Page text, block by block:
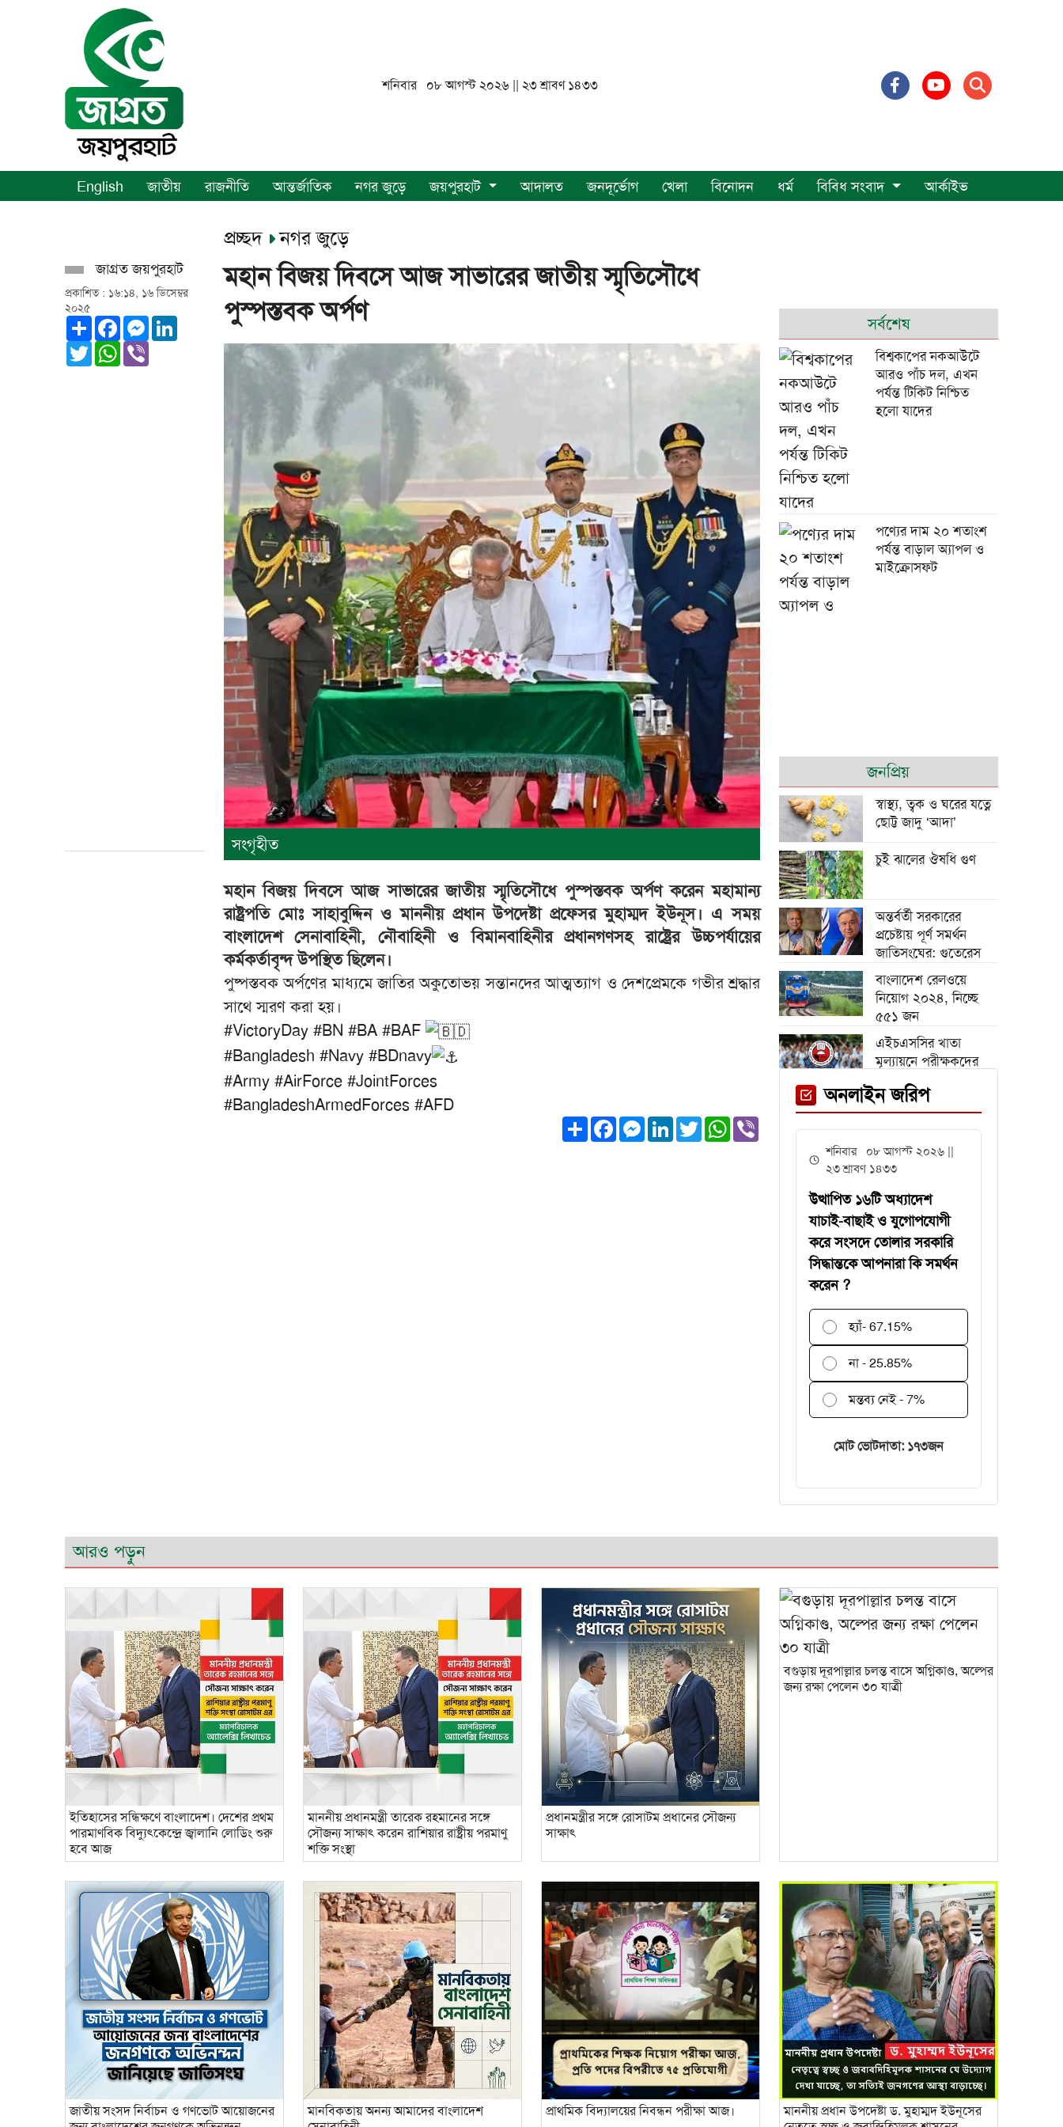
শনিবার ০৮ আগস্ট ২০২৬ || ২৩ শ্রাবণ ১৪৩৩
English জাতীয় রাজনীতি আন্তর্জাতিক নগর জুড়ে জয়পুরহাট আদালত জনদূর্ভোগ খেলা বিনোদন ধর্ম বিবিধ সংবাদ আর্কাইভ
প্রচ্ছদ নগর জুড়ে
জাগ্রত জয়পুরহাট
প্রকাশিত : ১৬:১৪, ১৬ ডিসেম্বর
২০২৫
ShareFacebookMessenger
LinkedIn
TwitterWhatsApp
Viber
মহান বিজয় দিবসে আজ সাভারের জাতীয় স্মৃতিসৌধে
পুস্পস্তবক অর্পণ
সংগৃহীত
মহান বিজয় দিবসে আজ সাভারের জাতীয় স্মৃতিসৌধে পুস্পস্তবক অর্পণ করেন মহামান্য
রাষ্ট্রপতি মোঃ সাহাবুদ্দিন ও মাননীয় প্রধান উপদেষ্টা প্রফেসর মুহাম্মদ ইউনূস। এ সময়
বাংলাদেশ সেনাবাহিনী, নৌবাহিনী ও বিমানবাহিনীর প্রধানগণসহ রাষ্ট্রের উচ্চপর্যায়ের
কর্মকর্তাবৃন্দ উপস্থিত ছিলেন।
পুষ্পস্তবক অর্পণের মাধ্যমে জাতির অকুতোভয় সন্তানদের আত্মত্যাগ ও দেশপ্রেমকে গভীর শ্রদ্ধার
সাথে স্মরণ করা হয়।
#VictoryDay #BN #BA #BAF
#Bangladesh #Navy #BDnavy
#Army #AirForce #JointForces
#BangladeshArmedForces #AFD
ShareFacebook
Messenger
LinkedIn
TwitterWhatsApp
Viber
সর্বশেষ
বিশ্বকাপের নকআউটে
আরও পাঁচ দল, এখন
পর্যন্ত টিকিট নিশ্চিত
হলো যাদের
পণ্যের দাম ২০ শতাংশ
পর্যন্ত বাড়াল অ্যাপল ও
মাইক্রোসফট
শি জিনপিংয়ের সঙ্গে
তারেক রহমানের
শুভেচ্ছা বিনিময়
পাউরুটি ফ্রিজে রাখলে
পুষ্টিগুণ নষ্ট হয়?
চট্টগ্রামে মসজিদে চুরি
হওয়া পৌনে ২ লাখ
টাকাসহ আটক ২
অস্ট্রিয়া ম্যাচের আগে
এক তারকাকে হারাল
গবেষণা অনুদান দেবে
আবেদন ৩১ জুলাই
পর্যন্ত
রোনালদিনহোকে ছাড়িয়ে
গেলেন ভিনিসিয়ুস
ফেনী স্টেশনে মেঘনা
আড়াই ঘণ্টা আটকা
জনপ্রিয়
স্বাস্থ্য, ত্বক ও ঘরের যত্নে
ছোট্ট জাদু ‘আদা’
চুই ঝালের ঔষধি গুণ
অন্তর্বর্তী সরকারের
প্রচেষ্টায় পূর্ণ সমর্থন
জাতিসংঘের: গুতেরেস
বাংলাদেশ রেলওয়ে
নিয়োগ ২০২৪, নিচ্ছে
৫৫১ জন
এইচএসসির খাতা
মূল্যায়নে পরীক্ষকদের
জন্য সময় বাড়ল ২ দিন
অনলাইন জরিপ
শনিবার ০৮ আগস্ট ২০২৬ ||
২৩ শ্রাবণ ১৪৩৩
উত্থাপিত ১৬টি অধ্যাদেশ
যাচাই-বাছাই ও যুগোপযোগী
করে সংসদে তোলার সরকারি
সিদ্ধান্তকে আপনারা কি সমর্থন
করেন ?
হ্যাঁ- 67.15%
না - 25.85%
মন্তব্য নেই - 7%
মোট ভোটদাতা: ১৭৩জন
আরও পড়ুন
ইতিহাসের সন্ধিক্ষণে বাংলাদেশ। দেশের প্রথম
পারমাণবিক বিদ্যুৎকেন্দ্রে জ্বালানি লোডিং শুরু
হবে আজ
মাননীয় প্রধানমন্ত্রী তারেক রহমানের সঙ্গে
সৌজন্য সাক্ষাৎ করেন রাশিয়ার রাষ্ট্রীয় পরমাণু
শক্তি সংস্থা
প্রধানমন্ত্রীর সঙ্গে রোসাটম প্রধানের সৌজন্য
সাক্ষাৎ
বগুড়ায় দূরপাল্লার চলন্ত বাসে অগ্নিকাণ্ড, অল্পের
জন্য রক্ষা পেলেন ৩০ যাত্রী
জাতীয় সংসদ নির্বাচন ও গণভোট আয়োজনের
মানবিকতায় অনন্য আমাদের বাংলাদেশ
প্রাথমিক বিদ্যালয়ের নিবন্ধন পরীক্ষা আজ।
মাননীয় প্রধান উপদেষ্টা ড. মুহাম্মদ ইউনূসের